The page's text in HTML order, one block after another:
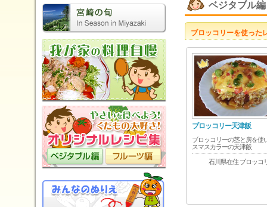
ベジタブル編
ブロッコリーを使った
ブロッコリー天津飯
ブロッコリーの茎と房を使
スマスカラーの天津飯
石川県在住 ブロッコ